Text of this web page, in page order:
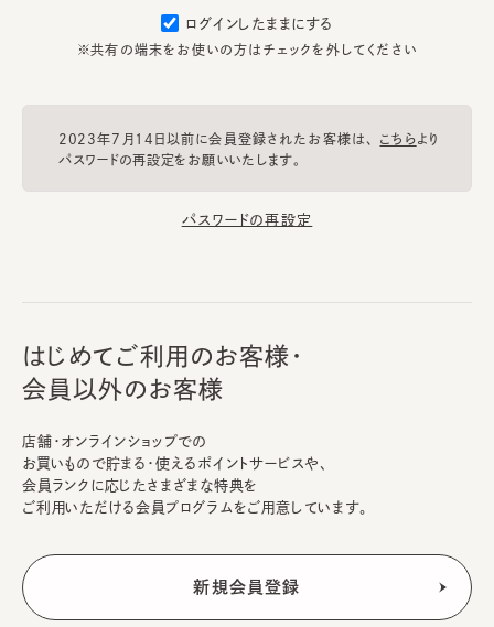
ログインしたままにする
※共有の端末をお使いの方はチェックを外してください
2023年7月14日以前に会員登録されたお客様は、 こちらより
パスワードの再設定をお願いいたします。
パスワードの再設定
はじめてご利用のお客様・
会員以外のお客様
店舗・オンラインショップでの
お買いもので貯まる・使えるポイントサービスや、
会員ランクに応じたさまざまな特典を
ご利用いただける会員プログラムをご用意しています。